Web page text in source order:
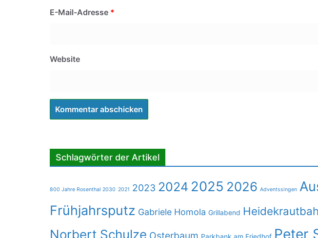
E-Mail-Adresse *
Website
Schlagwörter der Artikel
800 Jahre Rosenthal 2030 2021 2023 2024 2025 2026 Adventssingen
Frühjahrsputz Gabriele Homola Grillabend
Norbert Schulze Osterbaum Peter